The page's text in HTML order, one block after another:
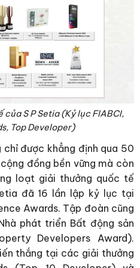
của S P Setia (Kỷ lục FIABCI,
Top Developer)
chỉ được khẳng định qua 50
đồng bền vững mà còn
loạt giải thưởng quốc tế
đã 16 lần lập kỷ lục tại
Awards. Tập đoàn cũng
phát triển Bất động sản
Developers Award).
thắng tại các giải thưởng